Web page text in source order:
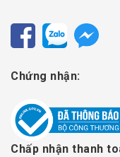
Chứng nhận:
Chấp nhận thanh